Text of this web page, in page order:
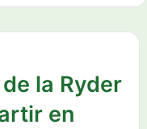
la Ryder
en